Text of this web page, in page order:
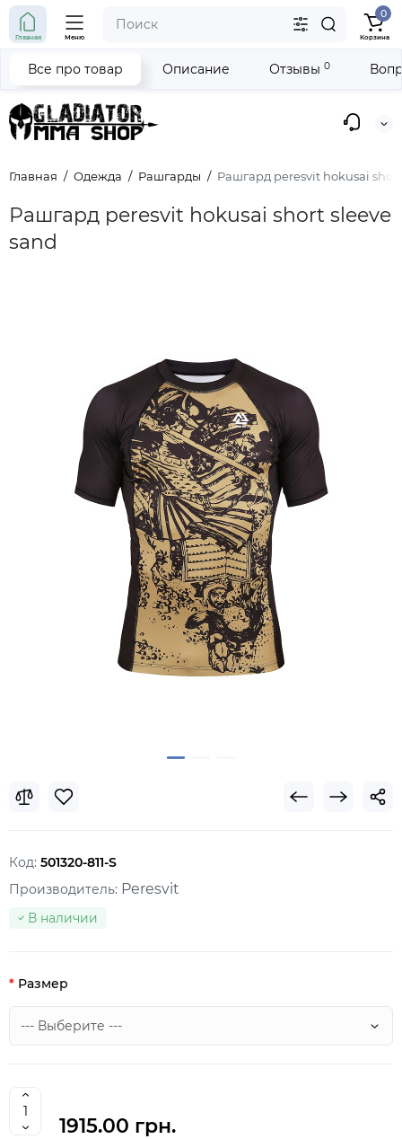
Главная Меню
0
Корзина
Главная Одежда Рашгарды Рашгард peresvit hokusai
Рашгард peresvit hokusai short sleeve
sand
Все про товар Описание Отзывы 0
Код: 501320-811-S
Производитель: Peresvit
В наличии
Размер
1915.00 грн.